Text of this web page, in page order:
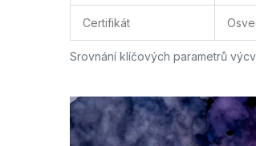
Srovnání klíčových parametrů
Certifikát